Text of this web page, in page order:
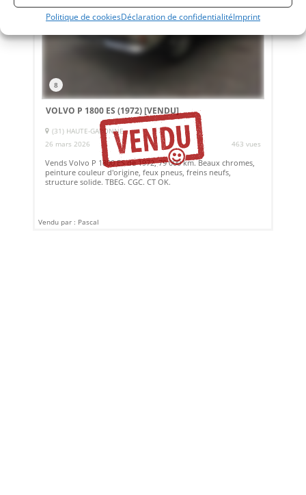
Politique de cookiesDéclaration de confidentialitéImprint
8
VOLVO P 1800 ES (1972)[VENDU]
(31) HAUTE-GARONNE
26 mars 2026
463 vues
Vends Volvo P 1800 ES de 1972, 79 000 km. Beaux chromes,
peinture couleur d'origine, feux pneus, freins neufs,
structure solide. TBEG. CGC. CT OK.
Vendu par : Pascal